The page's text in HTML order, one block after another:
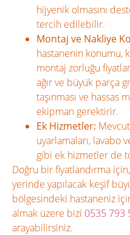
hijyenik olmasını
tercih edilebilir.
Montaj ve Nakliye
hastanenin konumu,
montaj zorluğu
ağır ve büyük parça
taşınması ve hassas
ekipman gerektirir.
Ek Hizmetler:
uyarlamaları, lavabo
gibi ek hizmetler de
Doğru bir fiyatlandırma
yerinde yapılacak keşif
bölgesindeki hastaneniz
almak üzere bizi 0535 793
arayabilirsiniz.